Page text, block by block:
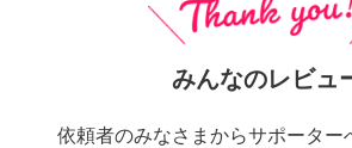
みんなのレビュ
依頼者のみなさまからサポーター